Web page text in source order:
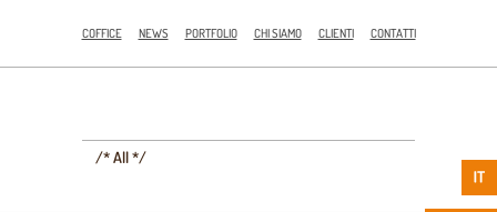
COFFICE NEWS PORTFOLIO CHI SIAMO CLIENTI CONTATTI
/* All */